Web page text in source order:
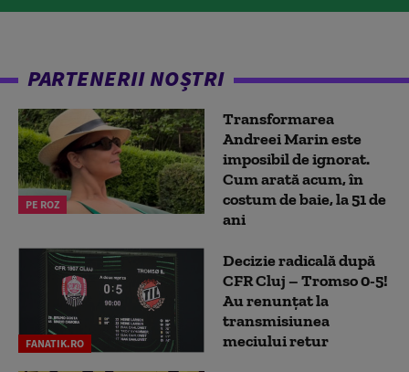
PARTENERII NOȘTRI
PE ROZ
Transformarea
Andreei Marin este
imposibil de ignorat.
Cum arată acum, în
costum de baie, la 51 de
ani
FANATIK.RO
Decizie radicală după
CFR Cluj – Tromso 0-5!
Au renunțat la
transmisiunea
meciului retur